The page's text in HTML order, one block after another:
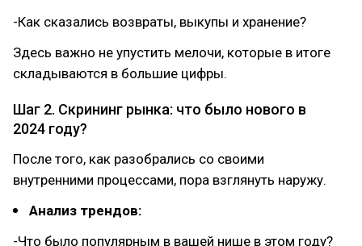
-Как сказались возвраты, выкупы и хранение?
Здесь важно не упустить мелочи, которые в итоге
складываются в большие цифры.
Шаг 2. Скрининг рынка: что было нового в
2024 году?
После того, как разобрались со своими
внутренними процессами, пора взглянуть наружу.
Анализ трендов:
-Что было популярным в вашей нише в этом году?